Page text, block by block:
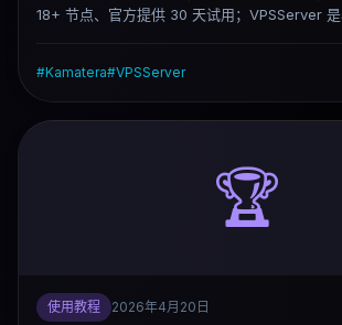
18+ 节点、官方提供 30 天试用；VPSServer
#Kamatera#VPSServer
🏆
使用教程 2026年4月20日